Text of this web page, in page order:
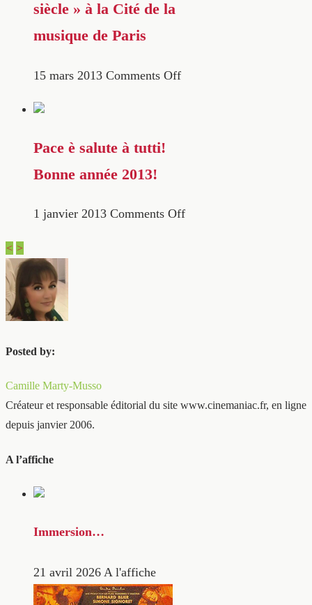
siècle » à la Cité de la
musique de Paris
15 mars 2013 Comments Off
Pace è salute à tutti!
Bonne année 2013!
1 janvier 2013 Comments Off
< >
Posted by:
Camille Marty-Musso
Créateur et responsable éditorial du site www.cinemaniac.fr, en ligne
depuis janvier 2006.
A l’affiche
Immersion…
21 avril 2026 A l'affiche